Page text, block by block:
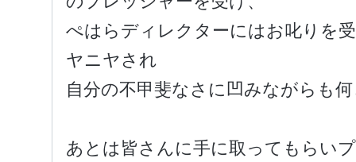
ぺはらディレクターにはお叱りを
ヤニヤされ
自分の不甲斐なさに凹みながらも
あとは皆さんに手に取ってもらい